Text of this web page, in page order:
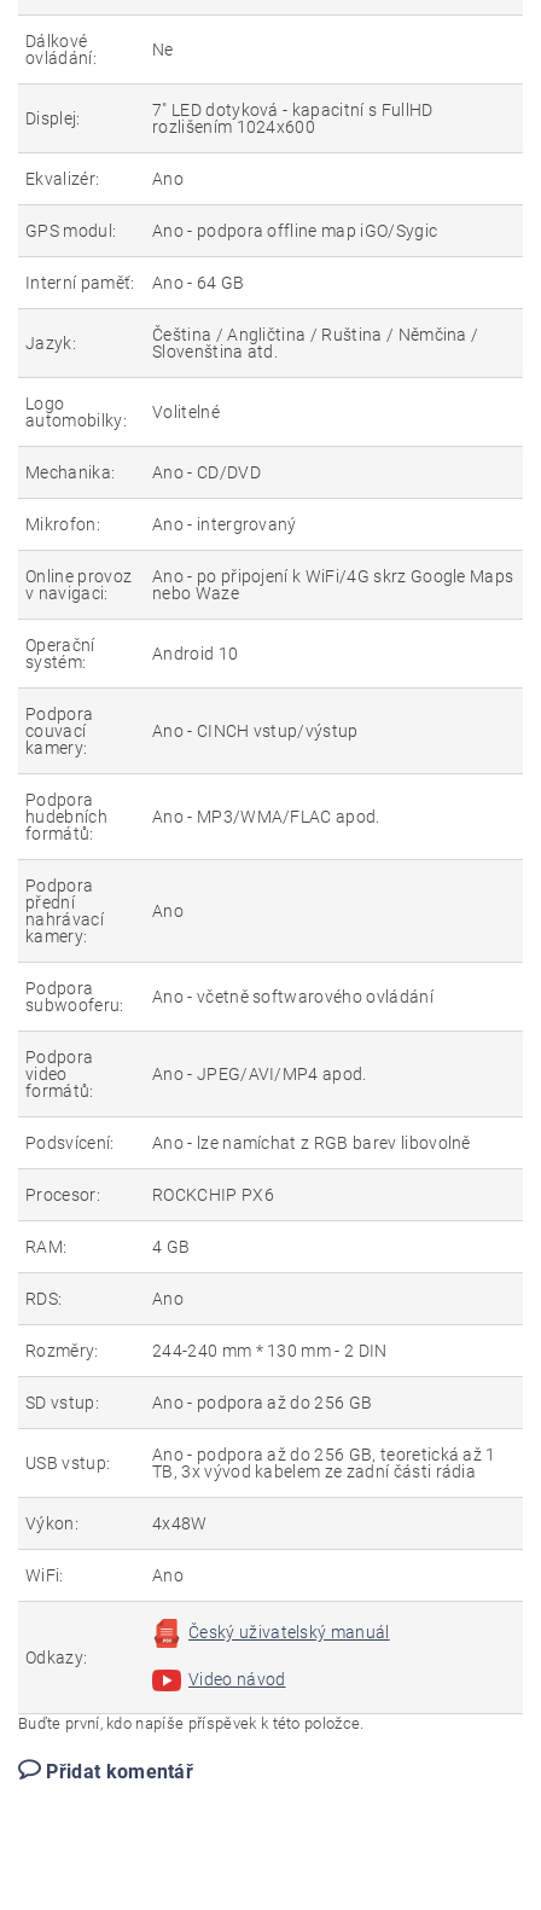
Dálkové
ovládání:
Ne
Displej:
7" LED dotyková - kapacitní s FullHD
rozlišením 1024x600
Ekvalizér: Ano
GPS modul: Ano - podpora offline map iGO/Sygic
Interní paměť: Ano - 64 GB
Jazyk:
Čeština / Angličtina / Ruština / Němčina /
Slovenština atd.
Logo
automobilky:
Volitelné
Mechanika: Ano - CD/DVD
Mikrofon: Ano - intergrovaný
Online provoz
v navigaci:
Ano - po připojení k WiFi/4G skrz Google Maps
nebo Waze
Operační
systém:
Android 10
Podpora
couvací
kamery:
Ano - CINCH vstup/výstup
Podpora
hudebních
formátů:
Ano - MP3/WMA/FLAC apod.
Podpora
přední
nahrávací
kamery:
Ano
Podpora
subwooferu:
Ano - včetně softwarového ovládání
Podpora
video
formátů:
Ano - JPEG/AVI/MP4 apod.
Podsvícení: Ano - lze namíchat z RGB barev libovolně
Procesor: ROCKCHIP PX6
RAM: 4 GB
RDS: Ano
Rozměry: 244-240 mm * 130 mm - 2 DIN
SD vstup: Ano - podpora až do 256 GB
USB vstup:
Ano - podpora až do 256 GB, teoretická až 1
TB, 3x vývod kabelem ze zadní části rádia
Výkon: 4x48W
WiFi: Ano
Odkazy:
Český uživatelský manuál
Video návod
Buďte první, kdo napíše příspěvek k této položce.
Přidat komentář